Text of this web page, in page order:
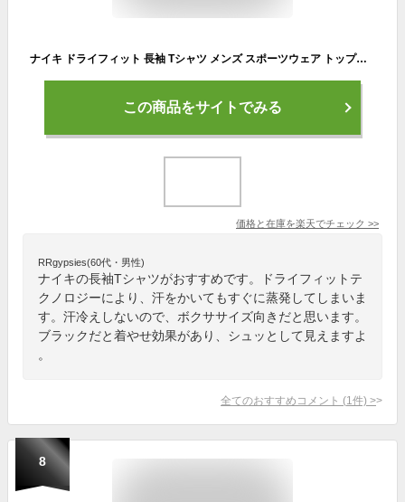
ナイキ ドライフィット 長袖 Tシャツ メンズ スポーツウェア トップス 速乾 黒 ブラック S-2XL DX0994-010
この商品をサイトでみる
価格と在庫を楽天でチェック >>
RRgypsies(60代・男性)
ナイキの長袖Tシャツがおすすめです。ドライフィットテ
クノロジーにより、汗をかいてもすぐに蒸発してしまいま
す。汗冷えしないので、ボクササイズ向きだと思います。
ブラックだと着やせ効果があり、シュッとして見えますよ
。
全てのおすすめコメント (1 件) >
8